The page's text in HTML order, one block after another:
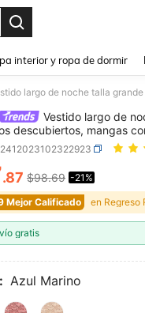
interior y ropa de dormir
Vestido largo de
descubiertos, mangas
encaje floral, malla de
vestido elegante para
otoño
AND
.87 $98.69 -21%
Mejor Calificado
gratis
Azul Marino